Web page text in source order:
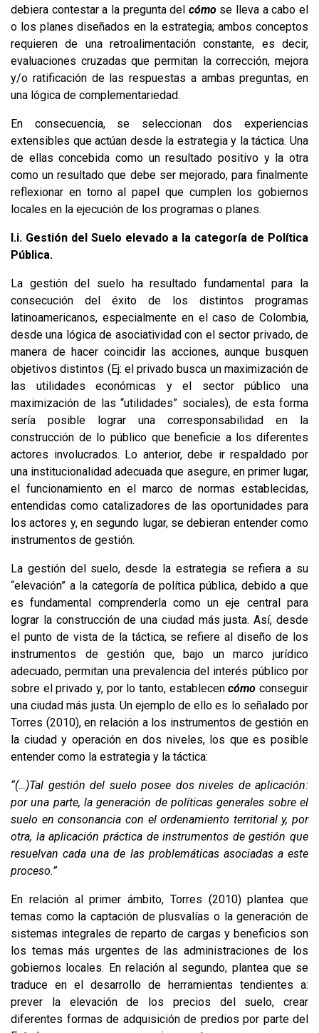
debiera contestar a la pregunta del cómose lleva a cabo el
o los planes diseñados en la estrategia; ambos conceptos
requieren de una retroalimentación constante, es decir,
evaluaciones cruzadas que permitan la corrección, mejora
y/o ratificación de las respuestas a ambas preguntas, en
una lógica de complementariedad.
En consecuencia, se seleccionan dos experiencias
extensibles que actúan desde la estrategia y la táctica. Una
de ellas concebida como un resultado positivo y la otra
como un resultado que debe ser mejorado, para finalmente
reflexionar en torno al papel que cumplen los gobiernos
locales en la ejecución de los programas o planes.
I.i. Gestión del Suelo elevado a la categoría de Política
Pública.
La gestión del suelo ha resultado fundamental para la
consecución del éxito de los distintos programas
latinoamericanos, especialmente en el caso de Colombia,
desde una lógica de asociatividad con el sector privado, de
manera de hacer coincidir las acciones, aunque busquen
objetivos distintos (Ej: el privado busca un maximización de
las utilidades económicas y el sector público una
maximización de las “utilidades” sociales), de esta forma
sería posible lograr una corresponsabilidad en la
construcción de lo público que beneficie a los diferentes
actores involucrados. Lo anterior, debe ir respaldado por
una institucionalidad adecuada que asegure, en primer lugar,
el funcionamiento en el marco de normas establecidas,
entendidas como catalizadores de las oportunidades para
los actores y, en segundo lugar, se debieran entender como
instrumentos de gestión.
La gestión del suelo, desde la estrategia se refiera a su
“elevación” a la categoría de política pública, debido a que
es fundamental comprenderla como un eje central para
lograr la construcción de una ciudad más justa. Así, desde
el punto de vista de la táctica, se refiere al diseño de los
instrumentos de gestión que, bajo un marco jurídico
adecuado, permitan una prevalencia del interés público por
sobre el privado y, por lo tanto, establecencómo conseguir
una ciudad más justa. Un ejemplo de ello es lo señalado por
Torres (2010), en relación a los instrumentos de gestión en
la ciudad y operación en dos niveles, los que es posible
entender como la estrategia y la táctica:
“(…)Tal gestión del suelo posee dos niveles de aplicación:
por una parte, la generación de políticas generales sobre el
suelo en consonancia con el ordenamiento territorial y, por
otra, la aplicación práctica de instrumentos de gestión que
resuelvan cada una de las problemáticas asociadas a este
proceso.”
En relación al primer ámbito, Torres (2010) plantea que
temas como la captación de plusvalías o la generación de
sistemas integrales de reparto de cargas y beneficios son
los temas más urgentes de las administraciones de los
gobiernos locales. En relación al segundo, plantea que se
traduce en el desarrollo de herramientas tendientes a:
prever la elevación de los precios del suelo, crear
diferentes formas de adquisición de predios por parte del